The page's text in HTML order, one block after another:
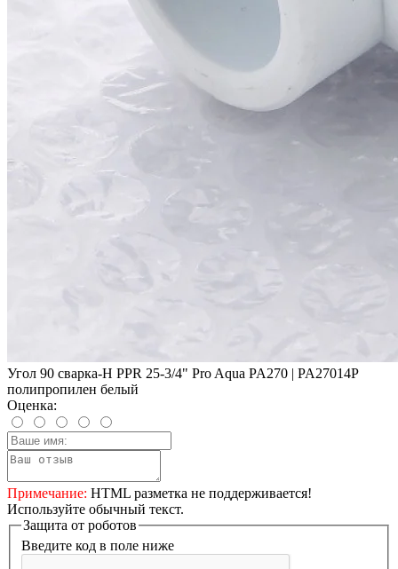
Угол 90 сварка-Н PPR 25-3/4" Pro Aqua PA270 | PA27014P
полипропилен белый
Оценка:
Примечание: HTML разметка не поддерживается!
Используйте обычный текст.
Защита от роботов
Введите код в поле ниже